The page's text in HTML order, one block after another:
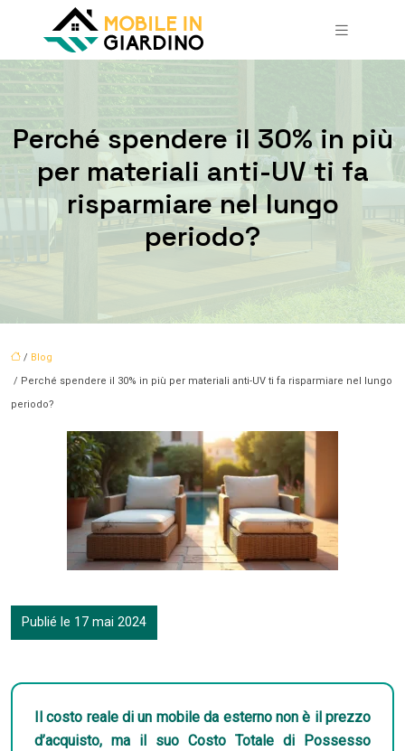
Perché spendere il 30% in più
per materiali anti-UV ti fa
risparmiare nel lungo
periodo?
/ Blog
/ Perché spendere il 30% in più per materiali anti-UV ti fa risparmiare nel lungo
periodo?
Publié le 17 mai 2024
Il costo reale di un mobile da esterno non è il prezzo
d’acquisto, ma il suo Costo Totale di Possesso